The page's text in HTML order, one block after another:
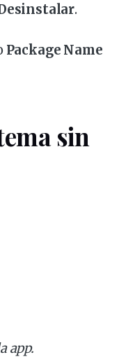
.
Package Name
sin
app.